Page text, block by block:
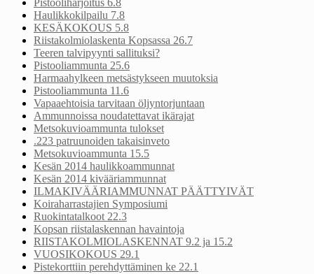
Haulikkokilpailu 7.8
KESÄKOKOUS 5.8
Riistakolmiolaskenta Kopsassa 26.7
Teeren talvipyynti sallituksi?
Pistooliammunta 25.6
Harmaahylkeen metsästykseen muutoksia
Pistooliammunta 11.6
Vapaaehtoisia tarvitaan öljyntorjuntaan
Ammunnoissa noudatettavat ikärajat
Metsokuvioammunta tulokset
.223 patruunoiden takaisinveto
Metsokuvioammunta 15.5
Kesän 2014 haulikkoammunnat
Kesän 2014 kivääriammunnat
ILMAKIVÄÄRIAMMUNNAT PÄÄTTYIVÄT
Koiraharrastajien Symposiumi
Ruokintatalkoot 22.3
Kopsan riistalaskennan havaintoja
RIISTAKOLMIOLASKENNAT 9.2 ja 15.2
VUOSIKOKOUS 29.1
Pistekorttiin perehdyttäminen ke 22.1